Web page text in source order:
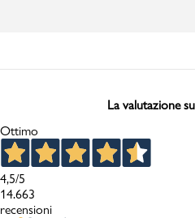
La valutazione
Ottimo
4,5/5
14.663
recensioni